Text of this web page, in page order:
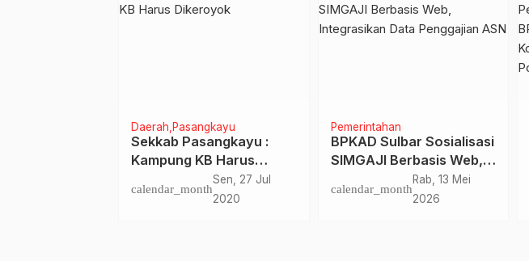
Daerah Pasangkayu
Sekkab Pasangkayu :
Kampung KB Harus
calendar_month
Sen, 27 Jul
2020
Pemerintahan
BPKAD Sulbar Sosialisasi
SIMGAJI Berbasis Web,
Integrasikan Data
Penggajian ASN
calendar_month
Rab, 13 Mei
2026